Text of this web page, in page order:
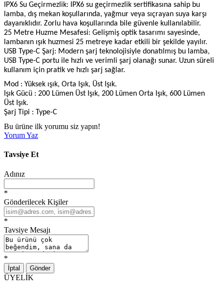
IPX6 Su Geçirmezlik: IPX6 su geçirmezlik sertifikasına sahip bu
lamba, dış mekan koşullarında, yağmur veya sıçrayan suya karşı
dayanıklıdır. Zorlu hava koşullarında bile güvenle kullanılabilir.
25 Metre Huzme Mesafesi: Gelişmiş optik tasarımı sayesinde,
lambanın ışık huzmesi 25 metreye kadar etkili bir şekilde yayılır.
USB Type-C Şarj: Modern şarj teknolojisiyle donatılmış bu lamba,
USB Type-C portu ile hızlı ve verimli şarj olanağı sunar. Uzun süreli
kullanım için pratik ve hızlı şarj sağlar.
Mod : Yüksek ışık, Orta Işık, Üst Işık.
Işık Gücü : 200 Lümen Üst Işık, 200 Lümen Orta Işık, 600 Lümen
Üst Işık.
Şarj Tipi : Type-C
Bu ürüne ilk yorumu siz yapın!
Yorum Yaz
Tavsiye Et
Adınız
*
Gönderilecek Kişiler
*
Tavsiye Mesajı
*
İptal Gönder
ÜYELİK